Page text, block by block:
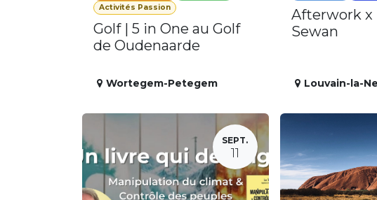
Activités Passion
Golf | 5 in One au Golf
de Oudenaarde
Wortegem-Petegem
Afterwork x
Sewan
Louvain-la-
SEPT.
11